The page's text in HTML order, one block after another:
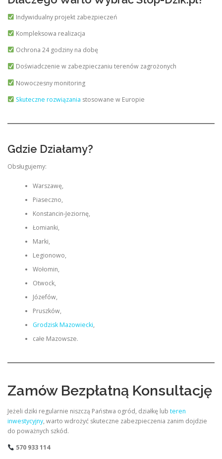
Indywidualny projekt zabezpieczeń
Kompleksowa realizacja
Ochrona 24 godziny na dobę
Doświadczenie w zabezpieczaniu terenów zagrożonych
Nowoczesny monitoring
Skuteczne rozwiązania stosowane w Europie
Gdzie Działamy?
Obsługujemy:
Warszawę,
Piaseczno,
Konstancin-Jeziornę,
Łomianki,
Marki,
Legionowo,
Wołomin,
Otwock,
Józefów,
Pruszków,
Grodzisk Mazowiecki,
całe Mazowsze.
Zamów Bezpłatną Konsultację
Jeżeli dziki regularnie niszczą Państwa ogród, działkę lub teren
inwestycyjny, warto wdrożyć skuteczne zabezpieczenia zanim dojdzie
do poważnych szkód.
570 933 114